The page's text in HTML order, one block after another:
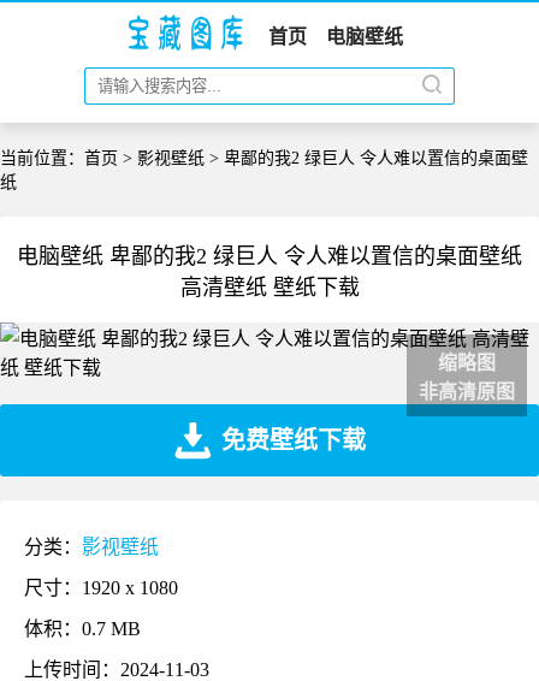
首页 电脑壁纸
当前位置： 首页 > 影视壁纸 > 卑鄙的我2 绿巨人 令人难以置信的桌面壁
纸
电脑壁纸 卑鄙的我2 绿巨人 令人难以置信的桌面壁纸
高清壁纸 壁纸下载
缩略图
非高清原图
免费壁纸下载
分类： 影视壁纸
尺寸：1920 x 1080
体积：0.7 MB
上传时间：2024-11-03